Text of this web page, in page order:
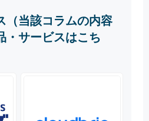
（当該コラムの内容
・サービスはこち